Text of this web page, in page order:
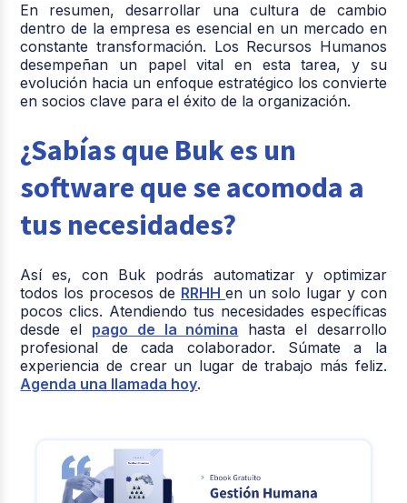
En resumen, desarrollar una cultura de cambio
dentro de la empresa es esencial en un mercado en
constante transformación. Los Recursos Humanos
desempeñan un papel vital en esta tarea, y su
evolución hacia un enfoque estratégico los convierte
en socios clave para el éxito de la organización.
¿Sabías que Buk es un
software que se acomoda a
tus necesidades?
Así es, con Buk podrás automatizar y optimizar
todos los procesos de RRHHen un solo lugar y con
pocos clics. Atendiendo tus necesidades específicas
desde el pago de la nómina hasta el desarrollo
profesional de cada colaborador. Súmate a la
experiencia de crear un lugar de trabajo más feliz.
Agenda una llamada hoy.